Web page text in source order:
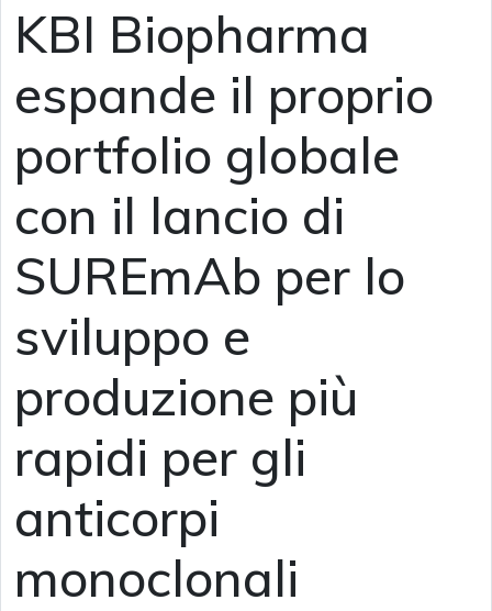
KBI Biopharma
espande il proprio
portfolio globale
con il lancio di
SUREmAb per lo
sviluppo e
produzione più
rapidi per gli
anticorpi
monoclonali